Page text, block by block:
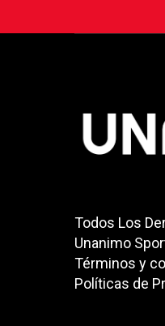
Todos Los
Unanimo
Términos y
Políticas de